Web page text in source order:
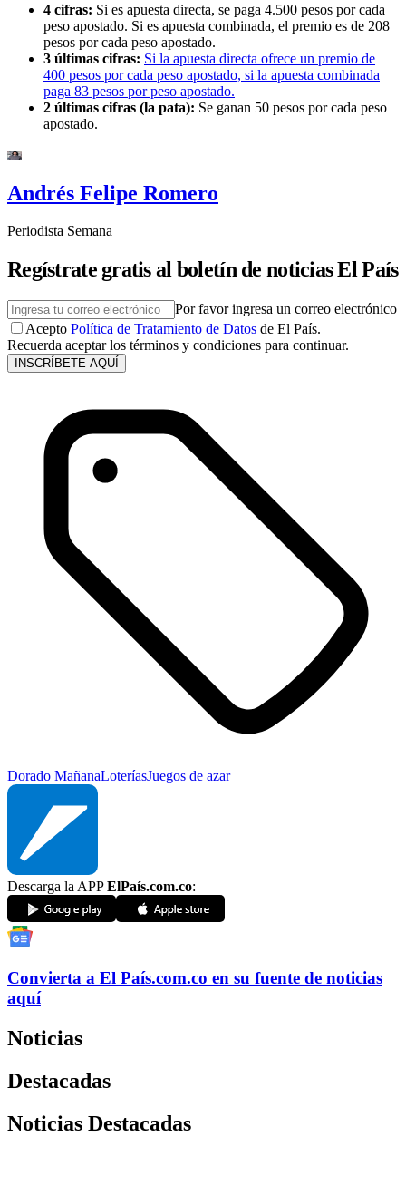
4 cifras: Si es apuesta directa, se paga 4.500 pesos por cada
peso apostado. Si es apuesta combinada, el premio es de 208
pesos por cada peso apostado.
3 últimas cifras: Si la apuesta directa ofrece un premio de
400 pesos por cada peso apostado, si la apuesta combinada
paga 83 pesos por peso apostado.
2 últimas cifras (la pata): Se ganan 50 pesos por cada peso
apostado.
Andrés Felipe Romero
Periodista Semana
Regístrate gratis al boletín de noticias El País
Por favor ingresa un correo electrónico
Acepto Política de Tratamiento de Datos de El País.
Recuerda aceptar los términos y condiciones para continuar.
INSCRÍBETE AQUÍ
Dorado MañanaLoteríasJuegos de azar
Descarga la APPElPaís.com.co:
Convierta a El País.com.co en su fuente de noticias
aquí
Noticias
Destacadas
Noticias Destacadas